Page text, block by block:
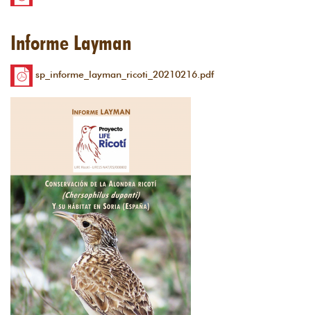
Informe Layman
sp_informe_layman_ricoti_20210216.pdf